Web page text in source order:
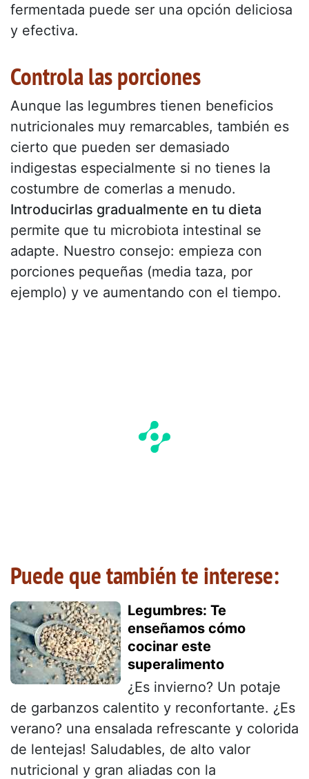
fermentada puede ser una opción deliciosa
y efectiva.
Controla las porciones
Aunque las legumbres tienen beneficios
nutricionales muy remarcables, también es
cierto que pueden ser demasiado
indigestas especialmente si no tienes la
costumbre de comerlas a menudo.
Introducirlas gradualmente en tu dieta
permite que tu microbiota intestinal se
adapte. Nuestro consejo: empieza con
porciones pequeñas (media taza, por
ejemplo) y ve aumentando con el tiempo.
Puede que también te interese:
Legumbres: Te
enseñamos cómo
cocinar este
superalimento
¿Es invierno? Un potaje
de garbanzos calentito y reconfortante. ¿Es
verano? una ensalada refrescante y colorida
de lentejas! Saludables, de alto valor
nutricional y gran aliadas con la